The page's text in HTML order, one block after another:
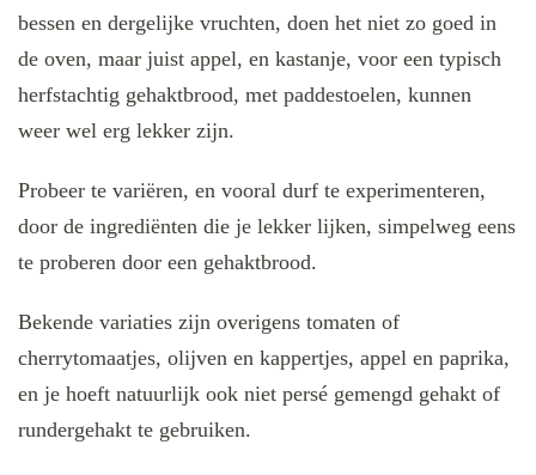
bessen en dergelijke vruchten, doen het niet zo goed in
de oven, maar juist appel, en kastanje, voor een typisch
herfstachtig gehaktbrood, met paddestoelen, kunnen
weer wel erg lekker zijn.
Probeer te variëren, en vooral durf te experimenteren,
door de ingrediënten die je lekker lijken, simpelweg eens
te proberen door een gehaktbrood.
Bekende variaties zijn overigens tomaten of
cherrytomaatjes, olijven en kappertjes, appel en paprika,
en je hoeft natuurlijk ook niet persé gemengd gehakt of
rundergehakt te gebruiken.